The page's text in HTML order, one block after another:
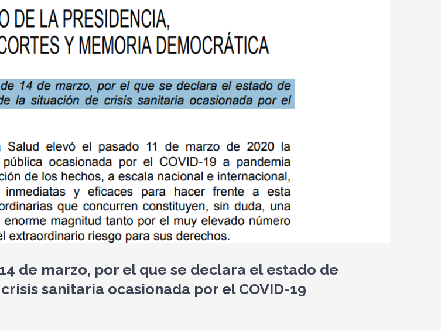
de marzo, por el que se declara el estado de
sanitaria ocasionada por el COVID-19